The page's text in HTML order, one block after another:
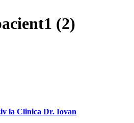
(2)
la Clinica Dr. Iovan